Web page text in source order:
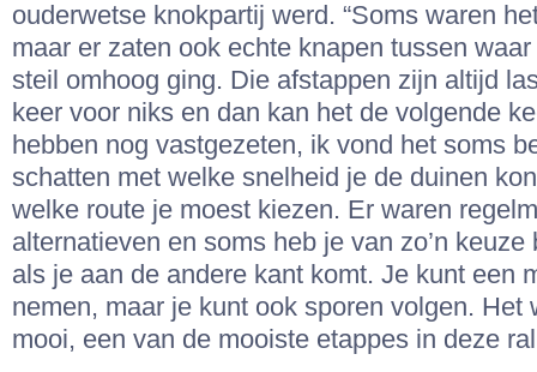
ouderwetse knokpartij werd. “Soms waren
maar er zaten ook echte knapen tussen
steil omhoog ging. Die afstappen zijn altijd
keer voor niks en dan kan het de volgende
hebben nog vastgezeten, ik vond het soms
schatten met welke snelheid je de duinen
welke route je moest kiezen. Er waren
alternatieven en soms heb je van zo’n keuze
als je aan de andere kant komt. Je kunt een
nemen, maar je kunt ook sporen volgen. Het
mooi, een van de mooiste etappes in deze